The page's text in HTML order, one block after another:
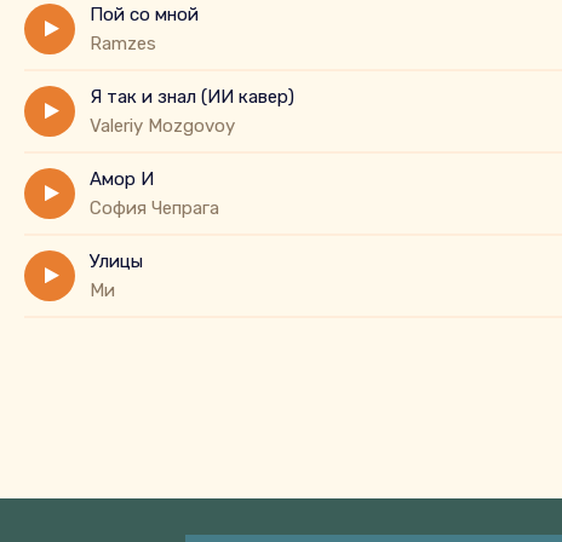
Пой со мной
Ramzes
Я так и знал (ИИ кавер)
Valeriy Mozgovoy
Амор И
София Чепрага
Улицы
Ми